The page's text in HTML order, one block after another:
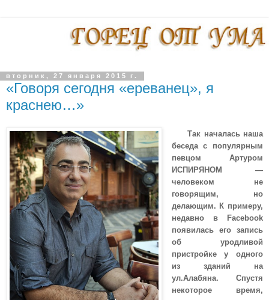
вторник, 27 января 2015 г.
«Говоря сегодня «ереванец», я
краснею…»
Так началась наша
беседа с популярным
певцом Артуром
ИСПИРЯНОМ —
человеком не
говорящим, но
делающим. К примеру,
недавно в Facebook
появилась его запись
об уродливой
пристройке у одного
из зданий на
ул.Алабяна. Спустя
некоторое время,